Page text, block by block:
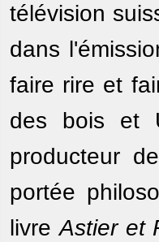
télévision
dans
faire rire et
des bois et
producteur
portée
livreAstier et